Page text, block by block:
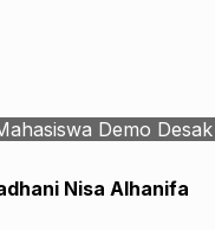
Demo
Nisa Alhanifa